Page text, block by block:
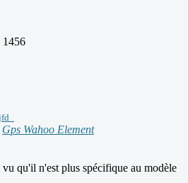
1456
Gps Wahoo Element
qu'il n'est plus spécifique au modèle